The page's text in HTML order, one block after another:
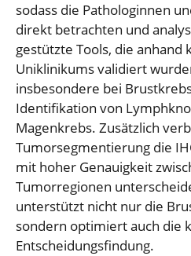
sodass die Pathologinnen
direkt betrachten und
gestützte Tools, die anhand
Uniklinikums validiert
insbesondere bei
Identifikation von
Magenkrebs. Zusätzlich
Tumorsegmentierung die
mit hoher Genauigkeit
Tumorregionen
unterstützt nicht nur die
sondern optimiert auch die
Entscheidungsfindung.